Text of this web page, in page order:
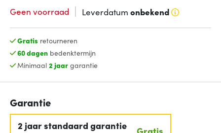
Geen voorraad Leverdatum onbekend
Gratis retourneren
60 dagenbedenktermijn
Minimaal 2 jaargarantie
Garantie
2 jaar standaard garantie